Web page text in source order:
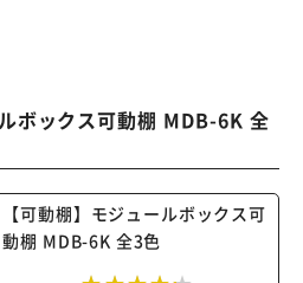
ボックス可動棚 MDB-6K 全
【可動棚】モジュールボックス可
動棚 MDB-6K 全3色